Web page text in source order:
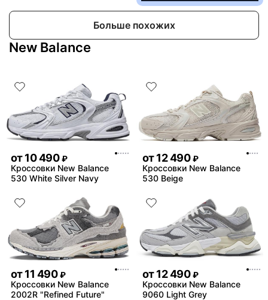
Больше похожих
New Balance
от10 490 ₽
Кроссовки New Balance
530 White Silver Navy
от12 490 ₽
Кроссовки New Balance
530 Beige
от11 490 ₽
Кроссовки New Balance
2002R "Refined Future"
от12 490 ₽
Кроссовки New Balance
9060 Light Grey